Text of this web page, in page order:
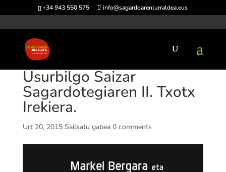
+34 943 550 575 info@sagardoarenlurraldea.eus
Usurbilgo Saizar
Sagardotegiaren II. Txotx
Irekiera.
Urt 20, 2015 Sailkatu gabea 0 comments